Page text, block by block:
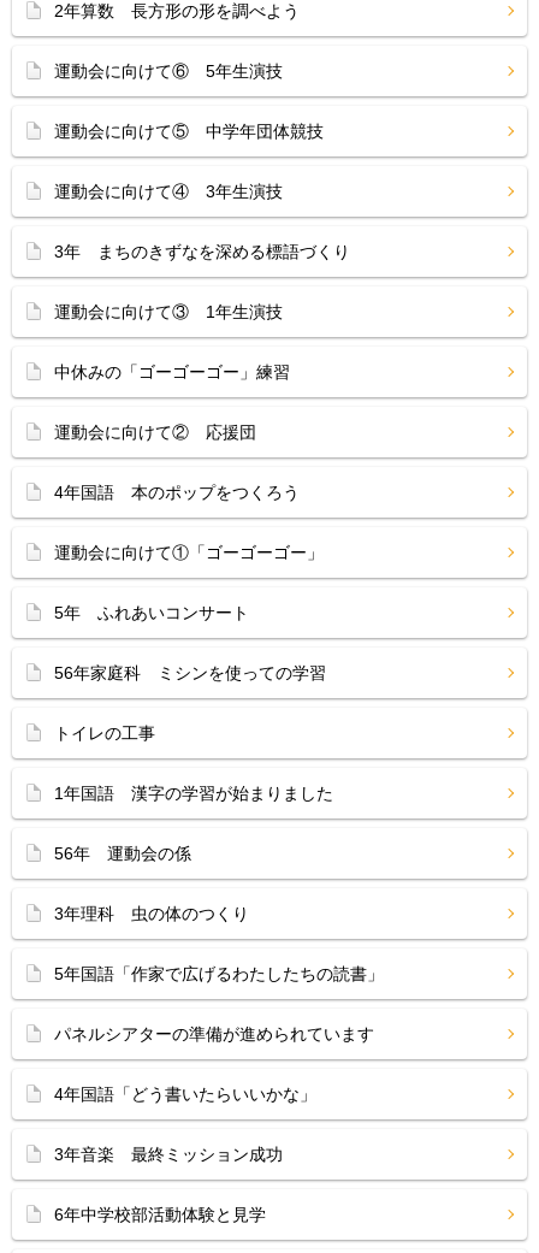
2年算数 長方形の形を調べよう
運動会に向けて⑥ 5年生演技
運動会に向けて⑤ 中学年団体競技
運動会に向けて④ 3年生演技
3年 まちのきずなを深める標語づくり
運動会に向けて③ 1年生演技
中休みの「ゴーゴーゴー」練習
運動会に向けて② 応援団
4年国語 本のポップをつくろう
運動会に向けて①「ゴーゴーゴー」
5年 ふれあいコンサート
56年家庭科 ミシンを使っての学習
トイレの工事
1年国語 漢字の学習が始まりました
56年 運動会の係
3年理科 虫の体のつくり
5年国語「作家で広げるわたしたちの読書」
パネルシアターの準備が進められています
4年国語「どう書いたらいいかな」
3年音楽 最終ミッション成功
6年中学校部活動体験と見学